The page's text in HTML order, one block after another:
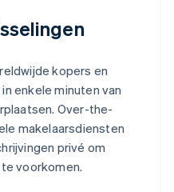
kopers en
enkele minuten van
Over-the-
makelaarsdiensten
privé om
voorkomen.